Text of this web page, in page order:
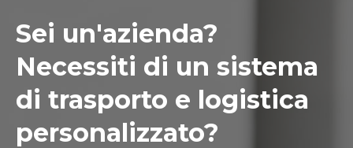
Sei un'azienda?
Necessiti di un sistema
di trasporto e logistica
personalizzato?